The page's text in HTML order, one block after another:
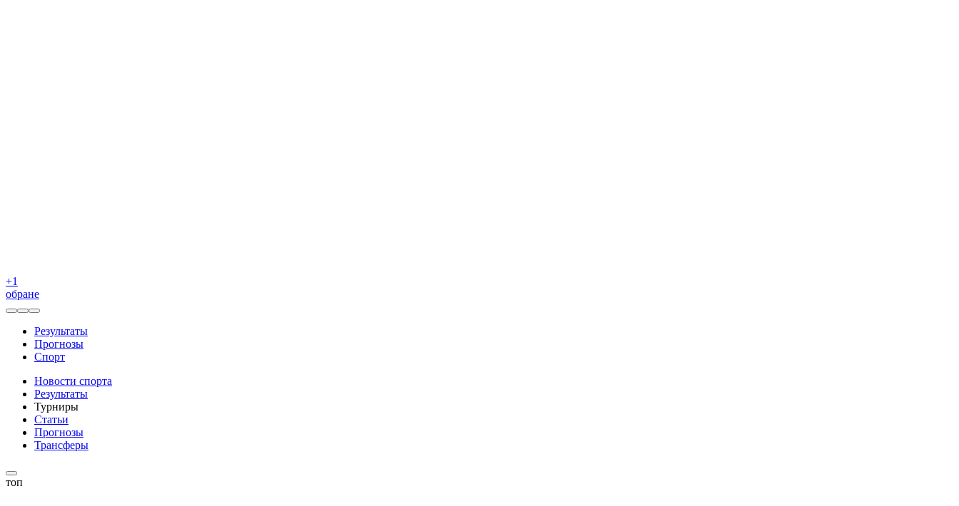
+1
обране
Результаты
Прогнозы
Спорт
Новости спорта
Результаты
Турниры
Статьи
Прогнозы
Трансферы
топ